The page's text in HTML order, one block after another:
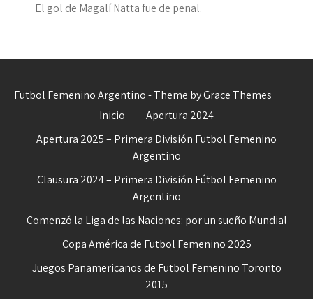
El gol de Magalí Natta fue de penal.
Futbol Femenino Argentino - Theme by Grace Themes
Inicio
Apertura 2024
Apertura 2025 – Primera División Futbol Femenino
Argentino
Clausura 2024 – Primera División Fútbol Femenino
Argentino
Comenzó la Liga de las Naciones: por un sueño Mundial
Copa América de Futbol Femenino 2025
Juegos Panamericanos de Futbol Femenino Toronto
2015